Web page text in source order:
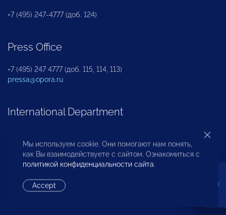
+7 (495) 247-4777 (доб. 124)
Press Office
+7 (495) 247 4777 (доб. 115, 114, 113)
pressa@opora.ru
International Department
Business and Investment Rights Protection
Department
Мы используем cookie. Они помогают нам понять,
как Вы взаимодействуете с сайтом. Ознакомиться с
политикой конфиденциальности сайта.
Accept